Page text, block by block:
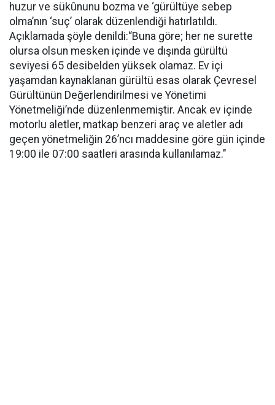
huzur ve sükûnunu bozma ve ‘gürültüye sebep
olma’nın ‘suç’ olarak düzenlendiği hatırlatıldı.
Açıklamada şöyle denildi:“Buna göre; her ne surette
olursa olsun mesken içinde ve dışında gürültü
seviyesi 65 desibelden yüksek olamaz. Ev içi
yaşamdan kaynaklanan gürültü esas olarak Çevresel
Gürültünün Değerlendirilmesi ve Yönetimi
Yönetmeliği’nde düzenlenmemiştir. Ancak ev içinde
motorlu aletler, matkap benzeri araç ve aletler adı
geçen yönetmeliğin 26’ncı maddesine göre gün içinde
19:00 ile 07:00 saatleri arasında kullanılamaz."